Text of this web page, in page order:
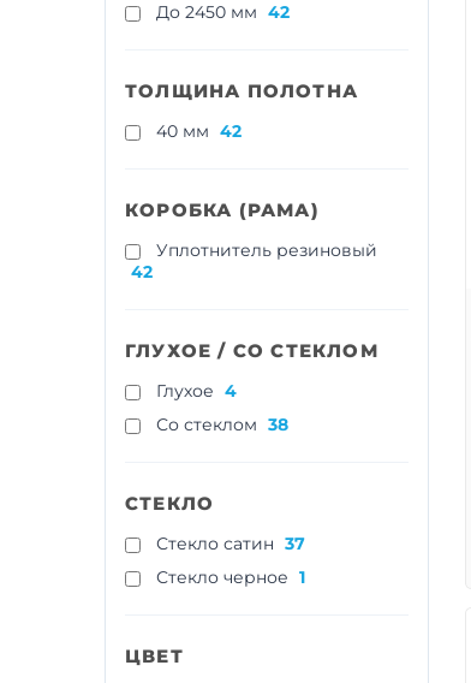
До 2450 мм 42
ТОЛЩИНА ПОЛОТНА
40 мм 42
КОРОБКА (РАМА)
Уплотнитель резиновый
42
ГЛУХОЕ / СО СТЕКЛОМ
Глухое 4
Со стеклом 38
СТЕКЛО
Стекло сатин 37
Стекло черное 1
ЦВЕТ